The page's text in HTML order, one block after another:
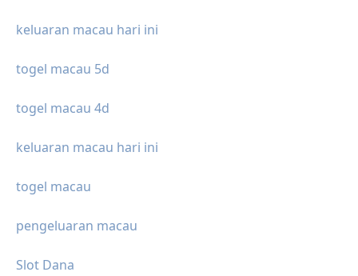
keluaran macau hari ini
togel macau 5d
togel macau 4d
keluaran macau hari ini
togel macau
pengeluaran macau
Slot Dana